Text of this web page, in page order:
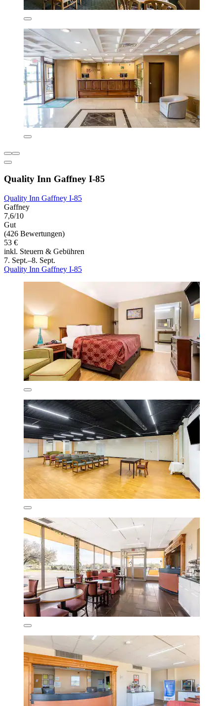
Quality Inn Gaffney I-85
Quality Inn Gaffney I-85
Gaffney
7,6/10
Gut
(426 Bewertungen)
53 €
inkl. Steuern & Gebühren
7. Sept.–8. Sept.
Quality Inn Gaffney I-85